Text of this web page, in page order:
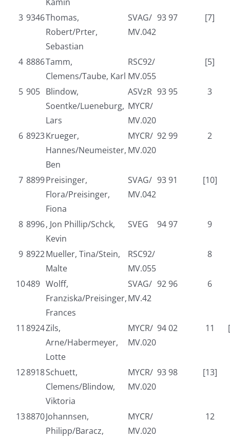
3 9346Thomas,
Robert/Prter,
Sebastian
SVAG/
MV.042
93 97 [7]
4 8886Tamm,
Clemens/Taube, Karl
RSC92/
MV.055
[5]
5 905 Blindow,
Soentke/Lueneburg,
Lars
ASVzR
MYCR/
MV.020
93 95 3
6 8923Krueger,
Hannes/Neumeister,
Ben
MYCR/
MV.020
92 99 2
7 8899Preisinger,
Flora/Preisinger,
Fiona
SVAG/
MV.042
93 91 [10]
8 8996, Jon Phillip/Schck,
Kevin
SVEG 94 97 9
9 8922Mueller, Tina/Stein,
Malte
RSC92/
MV.055
8
10489 Wolff,
Franziska/Preisinger,
Frances
SVAG/
MV.42
92 96 6
11 8924Zils,
Arne/Habermeyer,
Lotte
MYCR/
MV.020
94 02 11
128918Schuett,
Clemens/Blindow,
Viktoria
MYCR/
MV.020
93 98 [13]
138870Johannsen,
Philipp/Baracz,
MYCR/
MV.020
12